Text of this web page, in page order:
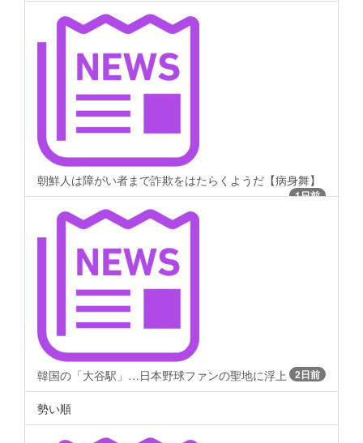
朝鮮人は障がい者まで詐欺をはたらくようだ【病身舞】
1日前
韓国の「大谷駅」…日本野球ファンの聖地に浮上 2日前
勢い順